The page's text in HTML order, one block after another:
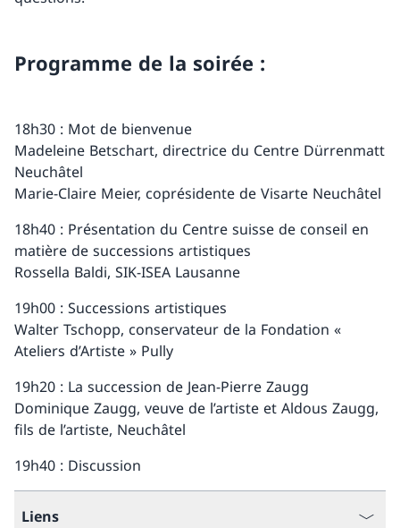
Programme de la soirée :
18h30 : Mot de bienvenue
Madeleine Betschart, directrice du Centre Dürrenmatt
Neuchâtel
Marie-Claire Meier, coprésidente de Visarte Neuchâtel
18h40 : Présentation du Centre suisse de conseil en
matière de successions artistiques
Rossella Baldi, SIK-ISEA Lausanne
19h00 : Successions artistiques
Walter Tschopp, conservateur de la Fondation «
Ateliers d’Artiste » Pully
19h20 : La succession de Jean-Pierre Zaugg
Dominique Zaugg, veuve de l’artiste et Aldous Zaugg,
fils de l’artiste, Neuchâtel
19h40 : Discussion
Liens